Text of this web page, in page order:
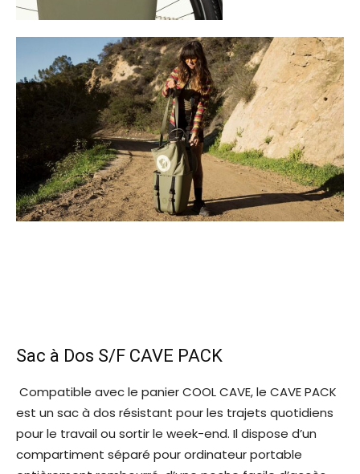
Sac à Dos S/F CAVE PACK
Compatible avec le panier COOL CAVE, le CAVE PACK
est un sac à dos résistant pour les trajets quotidiens
pour le travail ou sortir le week-end. Il dispose d’un
compartiment séparé pour ordinateur portable